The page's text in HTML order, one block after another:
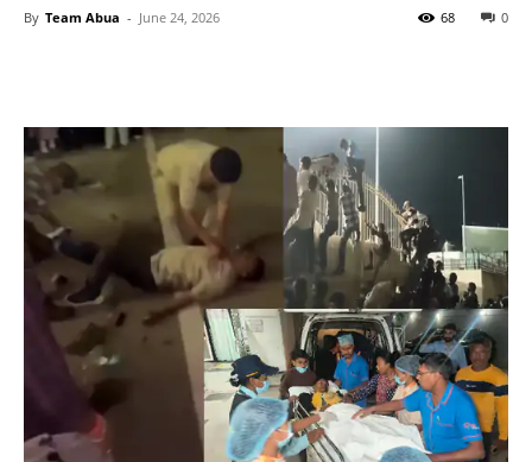
By Team Abua - June 24, 2026 0
68